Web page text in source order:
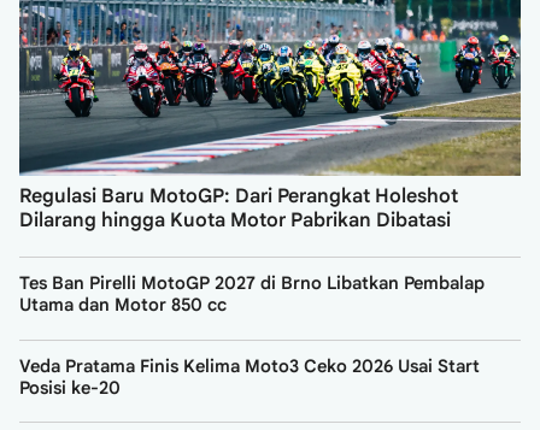
Regulasi Baru MotoGP: Dari Perangkat Holeshot
Dilarang hingga Kuota Motor Pabrikan Dibatasi
Tes Ban Pirelli MotoGP 2027 di Brno Libatkan Pembalap
Utama dan Motor 850 cc
Veda Pratama Finis Kelima Moto3 Ceko 2026 Usai Start
Posisi ke-20